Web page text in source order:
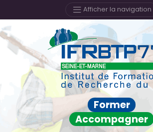
Afficher la navigation
Former
Accompagner